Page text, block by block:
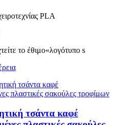
PLA
το έθιμο«λογότυπο s
τσάντα καφέ